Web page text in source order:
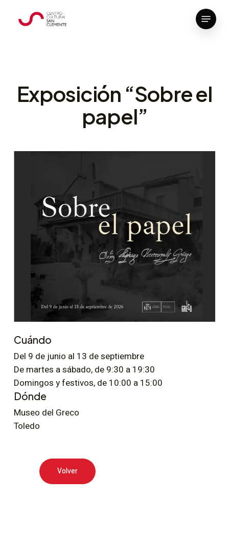
Menu
Exposición “Sobre el
papel”
Cuándo
Del 9 de junio al 13 de septiembre
De martes a sábado, de 9:30 a 19:30
Domingos y festivos, de 10:00 a 15:00
Dónde
Museo del Greco
Toledo
Volver
Close